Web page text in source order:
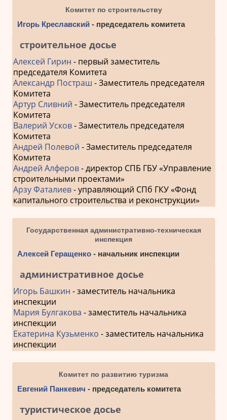
Комитет по строительству
Игорь Креславский - председатель комитета
строительное досье
Алексей Гирин - первый заместитель
председателя Комитета
Александр Постраш - Заместитель председателя
Комитета
Артур Сливний - Заместитель председателя
Комитета
Валерий Усков- Заместитель председателя
Комитета
Андрей Полевой - Заместитель председателя
Комитета
Андрей Алферов- директор СПБ ГБУ «Управление
строительными проектами»
Арзу Фаталиев- управляющий СПб ГКУ «Фонд
капитального строительства и реконструкции»
Государственная административно-техническая
инспекция
Алексей Геращенко- начальник инспекции
административное досье
Игорь Башкин - заместитель начальника
инспекции
Мария Булгакова - заместитель начальника
инспекции
Екатерина Кузьменко - заместитель начальника
инспекции
Комитет по развитию туризма
Евгений Панкевич - председатель комитета
туристическое досье